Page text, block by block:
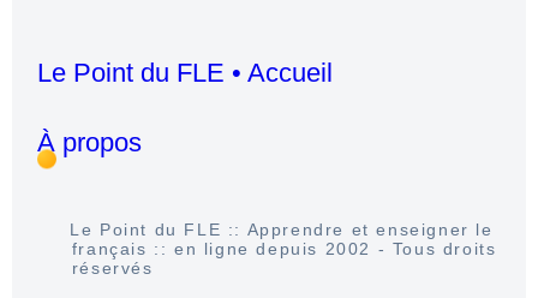
Le Point du FLE • Accueil
À propos
Le Point du FLE :: Apprendre et enseigner le
français :: en ligne depuis 2002 - Tous droits
réservés